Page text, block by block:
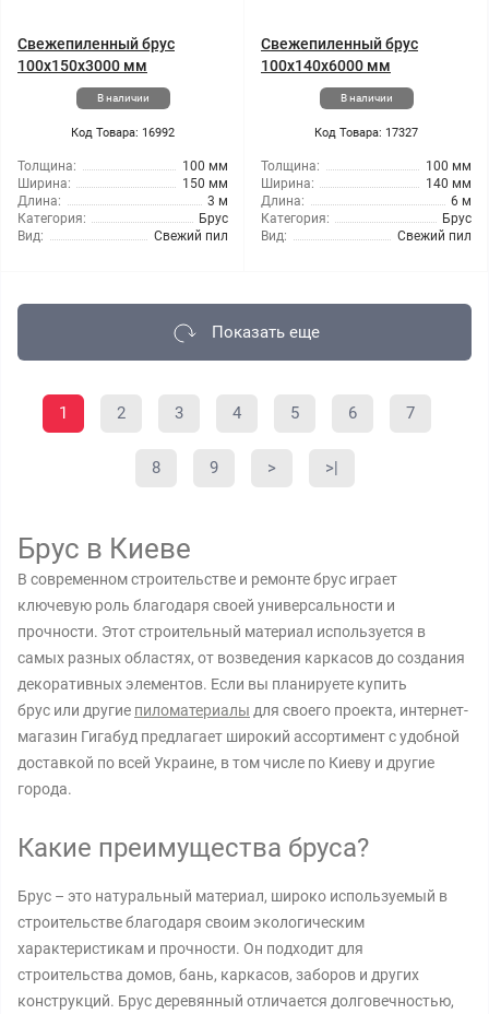
Свежепиленный брус
100x150x3000 мм
В наличии
Код Товара: 16992
Толщина:
100 мм
Ширина:
150 мм
Длина:
3 м
Категория:
Брус
Вид:
Свежий пил
Свежепиленный брус
100x140x6000 мм
В наличии
Код Товара: 17327
Толщина:
100 мм
Ширина:
140 мм
Длина:
6 м
Категория:
Брус
Вид:
Свежий пил
Показать еще
1 2 3 4 5 6 7
8 9 > >|
Брус в Киеве
В современном строительстве и ремонте брус играет
ключевую роль благодаря своей универсальности и
прочности. Этот строительный материал используется в
самых разных областях, от возведения каркасов до создания
декоративных элементов. Если вы планируете купить
брус или другие пиломатериалы для своего проекта, интернет-
магазин Гигабуд предлагает широкий ассортимент с удобной
доставкой по всей Украине, в том числе по Киеву и другие
города.
Какие преимущества бруса?
Брус – это натуральный материал, широко используемый в
строительстве благодаря своим экологическим
характеристикам и прочности. Он подходит для
строительства домов, бань, каркасов, заборов и других
конструкций. Брус деревянный отличается долговечностью,